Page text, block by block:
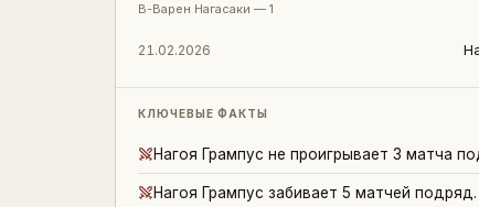
В-Варен Нагасаки — 1
21.02.2026
КЛЮЧЕВЫЕ ФАКТЫ
Нагоя Грампус не проигрывает 3 матча
Нагоя Грампус забивает 5 матчей подряд.